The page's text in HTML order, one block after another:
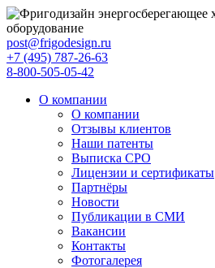
post@frigodesign.ru
+7 (495) 787-26-63
8-800-505-05-42
О компании
О компании
Отзывы клиентов
Наши патенты
Выписка СРО
Лицензии и сертификаты
Партнёры
Новости
Публикации в СМИ
Вакансии
Контакты
Фотогалерея